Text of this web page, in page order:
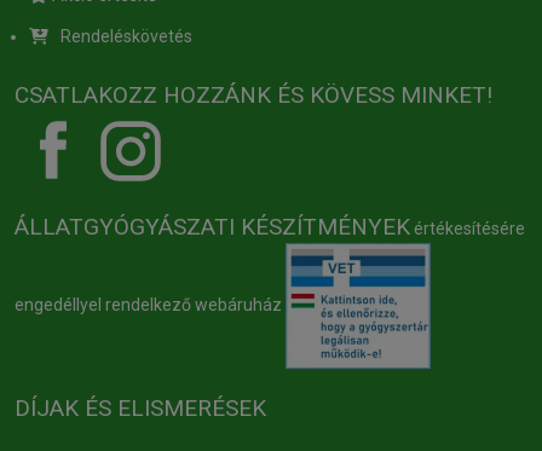
Rendeléskövetés
CSATLAKOZZ HOZZÁNK ÉS KÖVESS MINKET!
ÁLLATGYÓGYÁSZATI KÉSZÍTMÉNYEK értékesítésére
engedéllyel rendelkező webáruház
DÍJAK ÉS ELISMERÉSEK